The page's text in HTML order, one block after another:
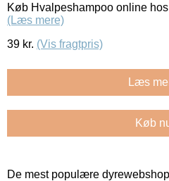
Køb Hvalpeshampoo online
(Læs mere)
39 kr. (Vis fragtpris)
Læs
Køb
De mest populære